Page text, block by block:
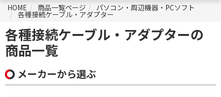
HOME
商品一覧ページ パソコン・周辺機器・PCソフト
各種接続ケーブル・アダプター
各種接続ケーブル・アダプターの
商品一覧
メーカーから選ぶ